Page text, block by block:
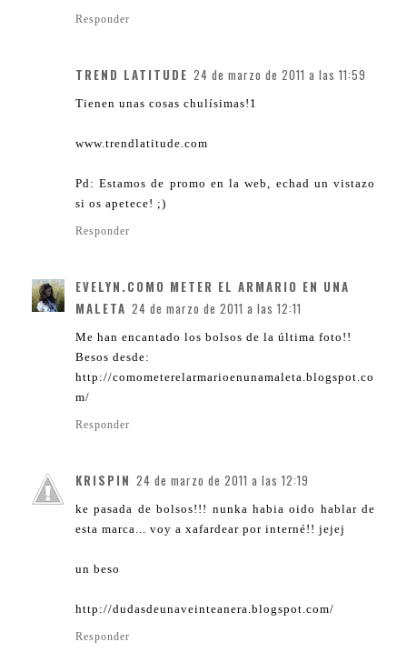
Responder
TREND LATITUDE 24 de marzo de 2011 a las 11:59
Tienen unas cosas chulísimas!1
www.trendlatitude.com
Pd: Estamos de promo en la web, echad un vistazo
si os apetece! ;)
Responder
EVELYN.COMO METER EL ARMARIO EN UNA
MALETA 24 de marzo de 2011 a las 12:11
Me han encantado los bolsos de la última foto!!
Besos desde:
http://comometerelarmarioenunamaleta.blogspot.co
m/
Responder
KRISPIN 24 de marzo de 2011 a las 12:19
ke pasada de bolsos!!! nunka habia oido hablar de
esta marca... voy a xafardear por interné!! jejej
un beso
http://dudasdeunaveinteanera.blogspot.com/
Responder